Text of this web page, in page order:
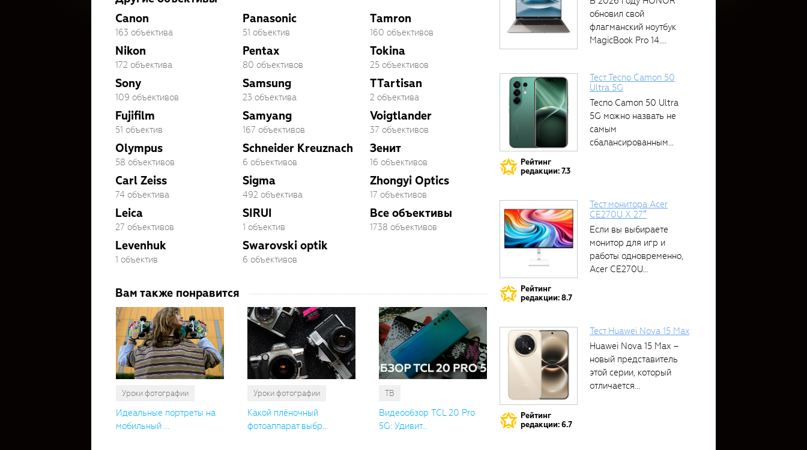
Canon
163 объектива
Nikon
172 объектива
Sony
109 объективов
Fujifilm
51 объектив
Olympus
58 объективов
Carl Zeiss
74 объектива
Leica
27 объективов
Levenhuk
1 объектив
Panasonic
51 объектив
Pentax
80 объективов
Samsung
23 объектива
Samyang
167 объективов
Schneider Kreuznach
6 объективов
Sigma
492 объектива
SIRUI
1 объектив
Swarovski optik
6 объективов
Tamron
160 объективов
Tokina
25 объективов
TTartisan
2 объектива
Voigtlander
37 объективов
Зенит
16 объективов
Zhongyi Optics
17 объективов
Все объективы
1738 объективов
Вам также понравится
Уроки фотографии
Идеальные портреты на
мобильный ...
Уроки фотографии
Какой плёночный
фотоаппарат выбр...
ТВ
Видеообзор TCL 20 Pro
5G: Удивит...
обновил свой
флагманский ноутбук
MagicBook Pro 14....
Рейтинг
редакции: 7.3
Тест Tecno Camon 50
Ultra 5G
Tecno Camon 50 Ultra
5G можно назвать не
самым
сбалансированным
Рейтинг
редакции: 8.7
Тест монитора Acer
CE270U X 27″
Если вы выбираете
монитор для игр и
работы одновременно,
Acer CE270U...
Рейтинг
редакции: 6.7
Тест Huawei Nova 15 Max
Huawei Nova 15 Max –
новый представитель
этой серии, который
отличается...